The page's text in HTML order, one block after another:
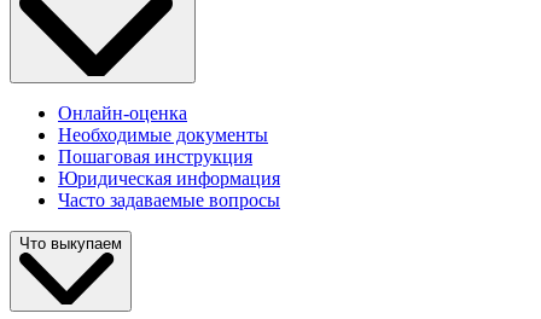
Онлайн-оценка
Необходимые документы
Пошаговая инструкция
Юридическая информация
Часто задаваемые вопросы
Что выкупаем